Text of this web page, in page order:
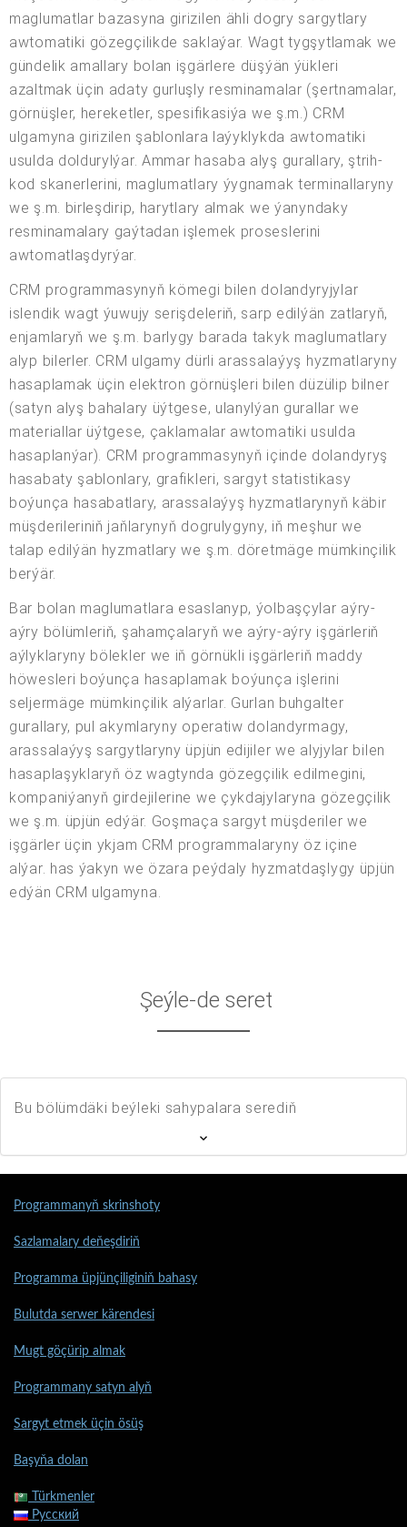
maglumatlar bazasyna girizilen ähli dogry sargytlary
awtomatiki gözegçilikde saklaýar. Wagt tygşytlamak we
gündelik amallary bolan işgärlere düşýän ýükleri
azaltmak üçin adaty gurluşly resminamalar (şertnamalar,
görnüşler, hereketler, spesifikasiýa we ş.m.) CRM
ulgamyna girizilen şablonlara laýyklykda awtomatiki
usulda doldurylýar. Ammar hasaba alyş gurallary, ştrih-
kod skanerlerini, maglumatlary ýygnamak terminallaryny
we ş.m. birleşdirip, harytlary almak we ýanyndaky
resminamalary gaýtadan işlemek proseslerini
awtomatlaşdyrýar.
CRM programmasynyň kömegi bilen dolandyryjylar
islendik wagt ýuwujy serişdeleriň, sarp edilýän zatlaryň,
enjamlaryň we ş.m. barlygy barada takyk maglumatlary
alyp bilerler. CRM ulgamy dürli arassalaýyş hyzmatlaryny
hasaplamak üçin elektron görnüşleri bilen düzülip bilner
(satyn alyş bahalary üýtgese, ulanylýan gurallar we
materiallar üýtgese, çaklamalar awtomatiki usulda
hasaplanýar). CRM programmasynyň içinde dolandyryş
hasabaty şablonlary, grafikleri, sargyt statistikasy
boýunça hasabatlary, arassalaýyş hyzmatlarynyň käbir
müşderileriniň jaňlarynyň dogrulygyny, iň meşhur we
talap edilýän hyzmatlary we ş.m. döretmäge mümkinçilik
berýär.
Bar bolan maglumatlara esaslanyp, ýolbaşçylar aýry-
aýry bölümleriň, şahamçalaryň we aýry-aýry işgärleriň
aýlyklaryny bölekler we iň görnükli işgärleriň maddy
höwesleri boýunça hasaplamak boýunça işlerini
seljermäge mümkinçilik alýarlar. Gurlan buhgalter
gurallary, pul akymlaryny operatiw dolandyrmagy,
arassalaýyş sargytlaryny üpjün edijiler we alyjylar bilen
hasaplaşyklaryň öz wagtynda gözegçilik edilmegini,
kompaniýanyň girdejilerine we çykdajylaryna gözegçilik
we ş.m. üpjün edýär. Goşmaça sargyt müşderiler we
işgärler üçin ykjam CRM programmalaryny öz içine
alýar. has ýakyn we özara peýdaly hyzmatdaşlygy üpjün
edýän CRM ulgamyna.
Şeýle-de seret
Bu bölümdäki beýleki sahypalara serediň
Programmanyň skrinshoty
Sazlamalary deňeşdiriň
Programma üpjünçiliginiň bahasy
Bulutda serwer kärendesi
Mugt göçürip almak
Programmany satyn alyň
Sargyt etmek üçin ösüş
Başyňa dolan
Türkmenler
Русский